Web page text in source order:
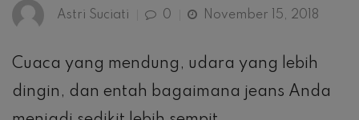
Astri Suciati 0 November 15, 2018
Cuaca yang mendung, udara yang lebih
dingin, dan entah bagaimana jeans Anda